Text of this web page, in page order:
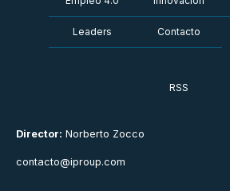
Director: Norberto Zocco
contacto@iproup.com
Leaders Contacto
RSS